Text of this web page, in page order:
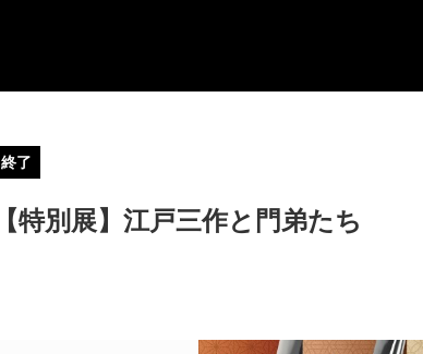
EXHIBITION
終了
【特別展】江戸三作と門弟たち